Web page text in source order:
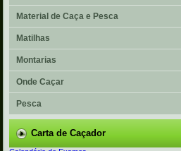
Material de Caça e Pesca
Matilhas
Montarias
Onde Caçar
Pesca
Carta de Caçador